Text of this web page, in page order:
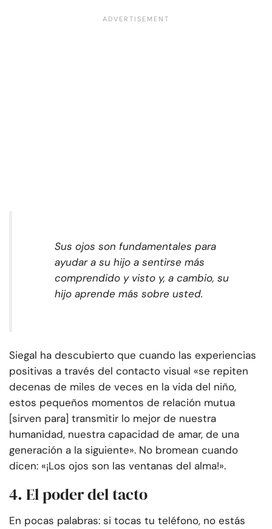
Sus ojos son fundamentales para
ayudar a su hijo a sentirse más
comprendido y visto y, a cambio, su
hijo aprende más sobre usted.
Siegal ha descubierto que cuando las experiencias
positivas a través del contacto visual «se repiten
decenas de miles de veces en la vida del niño,
estos pequeños momentos de relación mutua
[sirven para] transmitir lo mejor de nuestra
humanidad, nuestra capacidad de amar, de una
generación a la siguiente». No bromean cuando
dicen: «¡Los ojos son las ventanas del alma!».
4. El poder del tacto
En pocas palabras: si tocas tu teléfono, no estás